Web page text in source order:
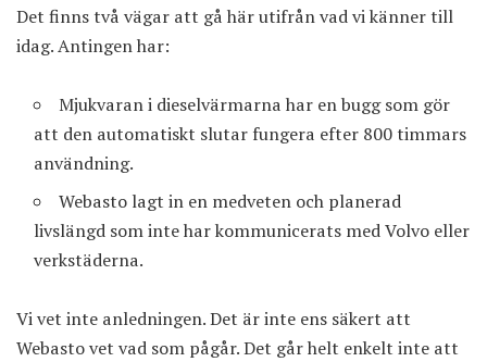
Det finns två vägar att gå här utifrån vad vi känner till
idag. Antingen har:
Mjukvaran i dieselvärmarna har en bugg som gör
att den automatiskt slutar fungera efter 800 timmars
användning.
Webasto lagt in en medveten och planerad
livslängd som inte har kommunicerats med Volvo eller
verkstäderna.
Vi vet inte anledningen. Det är inte ens säkert att
Webasto vet vad som pågår. Det går helt enkelt inte att